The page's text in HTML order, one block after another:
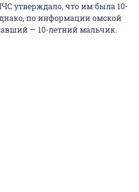
утверждало, что им была 10-
по информации омской
— 10-летний мальчик.